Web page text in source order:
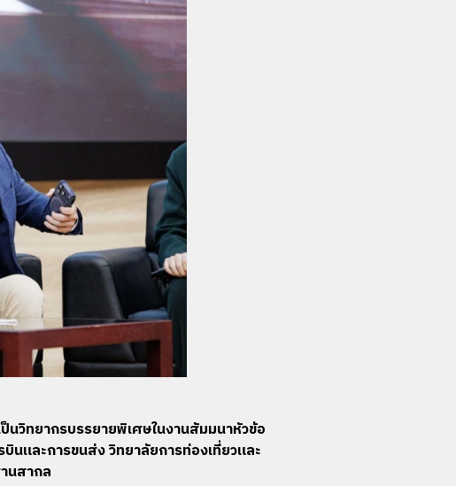
นวิทยากรบรรยายพิเศษในงานสัมมนาหัวข้อ
และการขนส่ง วิทยาลัยการท่องเที่ยวและ
นสากล